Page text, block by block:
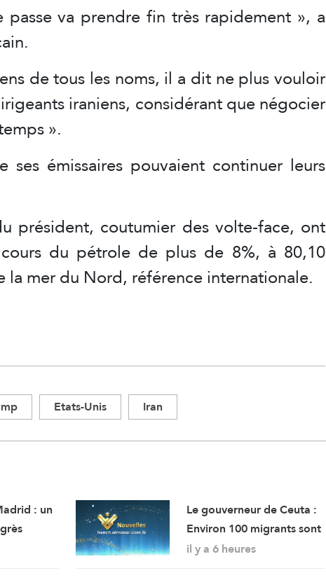
va prendre fin très rapidement », a
de tous les noms, il a dit ne plus vouloir
iraniens, considérant que négocier
».
émissaires pouvaient continuer leurs
président, coutumier des volte-face, ont
du pétrole de plus de 8%, à 80,10
mer du Nord, référence internationale.
Etats-Unis Iran
: un
Melilla
Le gouverneur de Ceuta :
Environ 100 migrants sont
morts lors de l’afflux
il y a 6 heures